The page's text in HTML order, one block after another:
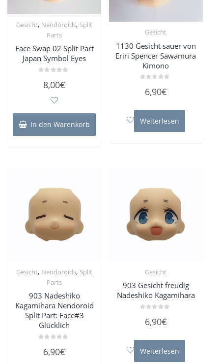
Gesicht, Nendoroids, Split
Parts
Face Swap 02 Split Part
Japan Symbol Eyes
mit8,00€
In den Warenkorb
Gesicht
1130 Gesicht sauer von
Eriri Spencer Sawamura
Kimono
mit
5
6,90€
Weiterlesen
Gesicht, Nendoroids, Split
Parts
903 Nadeshiko
Kagamihara Nendoroid
Split Part: Face#3
Glücklich
mit6,90€
Gesicht
903 Gesicht freudig
Nadeshiko Kagamihara
mit
5
6,90€
Weiterlesen